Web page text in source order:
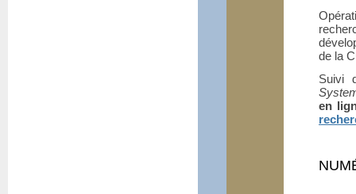
de la
Suivi
en